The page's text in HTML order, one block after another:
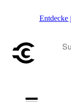
Entdecke